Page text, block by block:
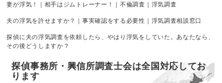
妻が浮気！｜相手はジムトレーナー！｜不倫調査｜浮気調査
夫の浮気を許せますか？｜事実確認をする必要性｜浮気調査相談窓口
探偵に夫の浮気調査を依頼したら、やはり浮気をしていた。あなたなら、
その後どうしますか？
探偵事務所・興信所調査士会は全国対応してお
ります